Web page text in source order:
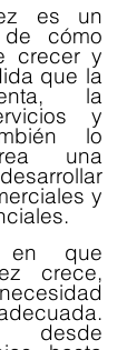
es un
cómo
crecer y
que la
la
y
lo
una
y
que
crece,
desde